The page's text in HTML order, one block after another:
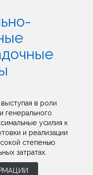
в роли
генерального
усилия к
и реализации
степенью
затратах.